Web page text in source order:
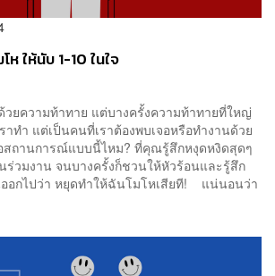
ห ให้นับ 1-10 ในใจ
วยความท้าทาย แต่บางครั้งความท้าทายที่ใหญ่
ทำ แต่เป็นคนที่เราต้องพบเจอหรือทำงานด้วย
ถานการณ์แบบนี้ไหม? ที่คุณรู้สึกหงุดหงิดสุดๆ
ร่วมงาน จนบางครั้งก็ชวนให้หัวร้อนและรู้สึก
อกไปว่า หยุดทำให้ฉันโมโหเสียที! แน่นอนว่า